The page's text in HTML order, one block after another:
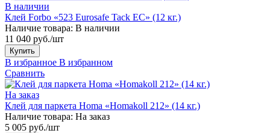
В наличии
Клей Forbo «523 Eurosafe Tack EC» (12 кг.)
Наличие товара: В наличии
11 040 руб./шт
Купить
В избранное В избранном
Сравнить
На заказ
Клей для паркета Homa «Homakoll 212» (14 кг.)
Наличие товара: На заказ
5 005 руб./шт